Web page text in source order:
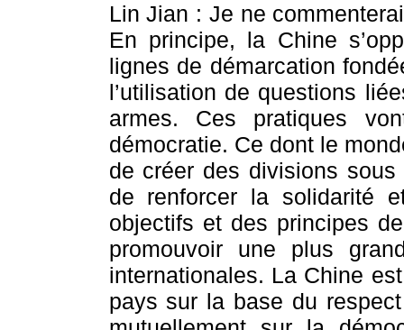
Lin Jian : Je ne
En principe, la Chine
lignes de démarcation
l’utilisation de questions
armes. Ces pratiques
démocratie. Ce dont le
de créer des divisions
de renforcer la solidarité
objectifs et des principes
promouvoir une plus
internationales. La Chine
pays sur la base du